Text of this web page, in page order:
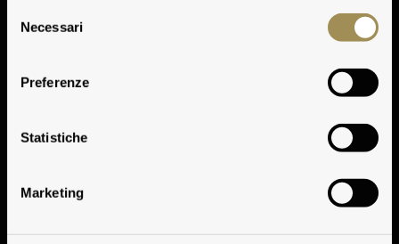
delNecessari
Preferenze
Statistiche
Marketing